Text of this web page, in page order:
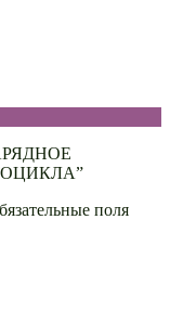
поля